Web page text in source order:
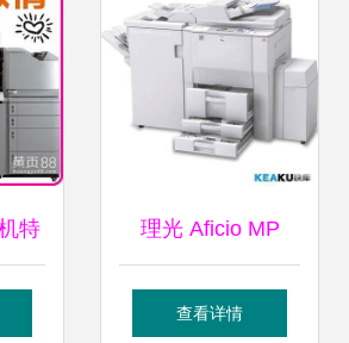
特
设
理光 Aficio MP
8000 图文店高效
查看详情